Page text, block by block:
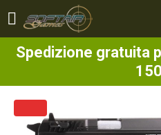
Spedizione gratuita